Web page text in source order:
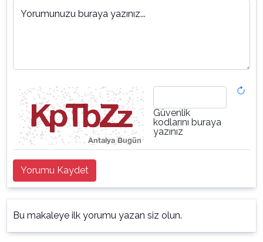
Yorumunuzu buraya yazınız...
Güvenlik
kodlarını buraya
yazınız
Yorumu Kaydet
Bu makaleye ilk yorumu yazan siz olun.